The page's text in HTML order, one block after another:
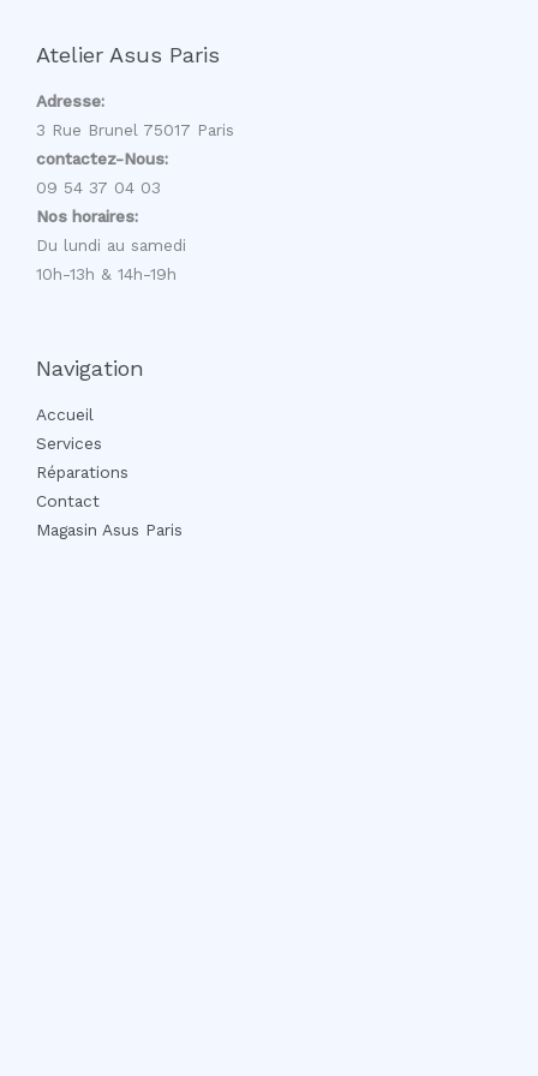
Atelier Asus Paris
Adresse:
3 Rue Brunel 75017 Paris
contactez-Nous:
09 54 37 04 03
Nos horaires:
Du lundi au samedi
10h-13h & 14h-19h
Navigation
Accueil
Services
Réparations
Contact
Magasin Asus Paris